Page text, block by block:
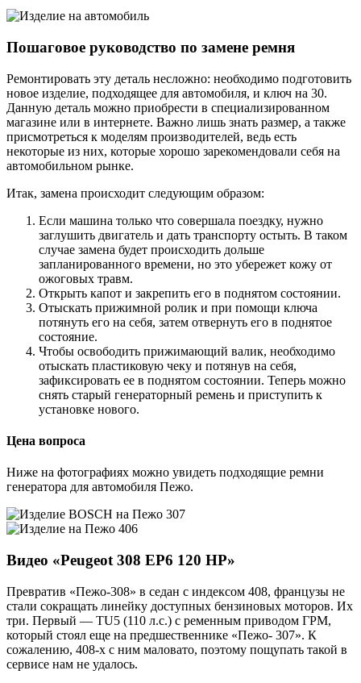
Пошаговое руководство по замене ремня
Ремонтировать эту деталь несложно: необходимо подготовить
новое изделие, подходящее для автомобиля, и ключ на 30.
Данную деталь можно приобрести в специализированном
магазине или в интернете. Важно лишь знать размер, а также
присмотреться к моделям производителей, ведь есть
некоторые из них, которые хорошо зарекомендовали себя на
автомобильном рынке.
Итак, замена происходит следующим образом:
Если машина только что совершала поездку, нужно
заглушить двигатель и дать транспорту остыть. В таком
случае замена будет происходить дольше
запланированного времени, но это убережет кожу от
ожоговых травм.
Открыть капот и закрепить его в поднятом состоянии.
Отыскать прижимной ролик и при помощи ключа
потянуть его на себя, затем отвернуть его в поднятое
состояние.
Чтобы освободить прижимающий валик, необходимо
отыскать пластиковую чеку и потянув на себя,
зафиксировать ее в поднятом состоянии. Теперь можно
снять старый генераторный ремень и приступить к
установке нового.
Цена вопроса
Ниже на фотографиях можно увидеть подходящие ремни
генератора для автомобиля Пежо.
Видео «Peugeot 308 EP6 120 HP»
Превратив «Пежо-308» в седан с индексом 408, французы не
стали сокращать линейку доступных бензиновых моторов. Их
три. Первый — TU5 (110 л.с.) с ременным приводом ГРМ,
который стоял еще на предшественнике «Пежо- 307». К
сожалению, 408-х с ним маловато, поэтому пощупать такой в
сервисе нам не удалось.